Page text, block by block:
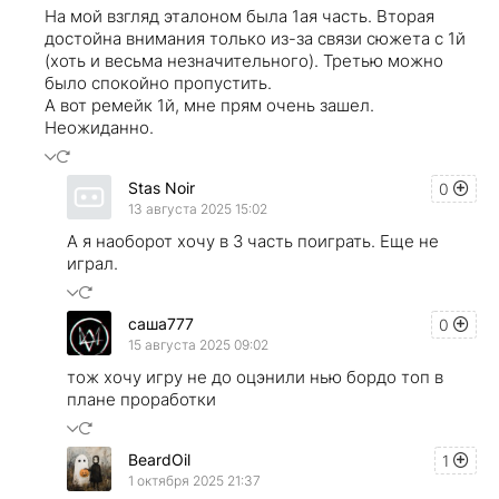
На мой взгляд эталоном была 1ая часть. Вторая
достойна внимания только из-за связи сюжета с 1й
(хоть и весьма незначительного). Третью можно
было спокойно пропустить.
А вот ремейк 1й, мне прям очень зашел.
Неожиданно.
0
Stas Noir
13 августа 2025 15:02
А я наоборот хочу в 3 часть поиграть. Еще не
играл.
0
саша777
15 августа 2025 09:02
тож хочу игру не до оцэнили нью бордо топ в
плане проработки
1
BeardOil
1 октября 2025 21:37